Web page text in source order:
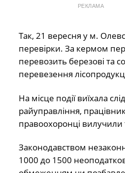
РЕКЛАМА
Так, 21 вересня у м.
перевірки. За кермом
перевозить березові та
перевезення
На місце події виїхала
райуправління,
правоохоронці вилучили
Законодавством
1000 до 1500